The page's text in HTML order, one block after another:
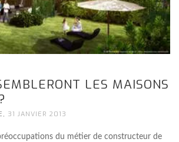
LES MAISONS
, 31 JANVIER 2013
du métier de constructeur de